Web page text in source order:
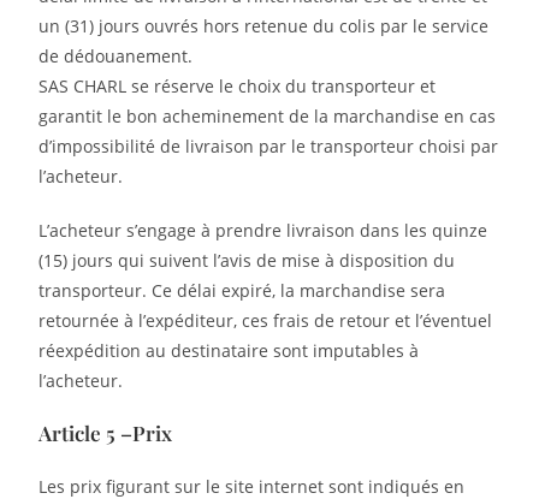
un (31) jours ouvrés hors retenue du colis par le service
de dédouanement.
SAS CHARL se réserve le choix du transporteur et
garantit le bon acheminement de la marchandise en cas
d’impossibilité de livraison par le transporteur choisi par
l’acheteur.
L’acheteur s’engage à prendre livraison dans les quinze
(15) jours qui suivent l’avis de mise à disposition du
transporteur. Ce délai expiré, la marchandise sera
retournée à l’expéditeur, ces frais de retour et l’éventuel
réexpédition au destinataire sont imputables à
l’acheteur.
Article 5 –Prix
Les prix figurant sur le site internet sont indiqués en